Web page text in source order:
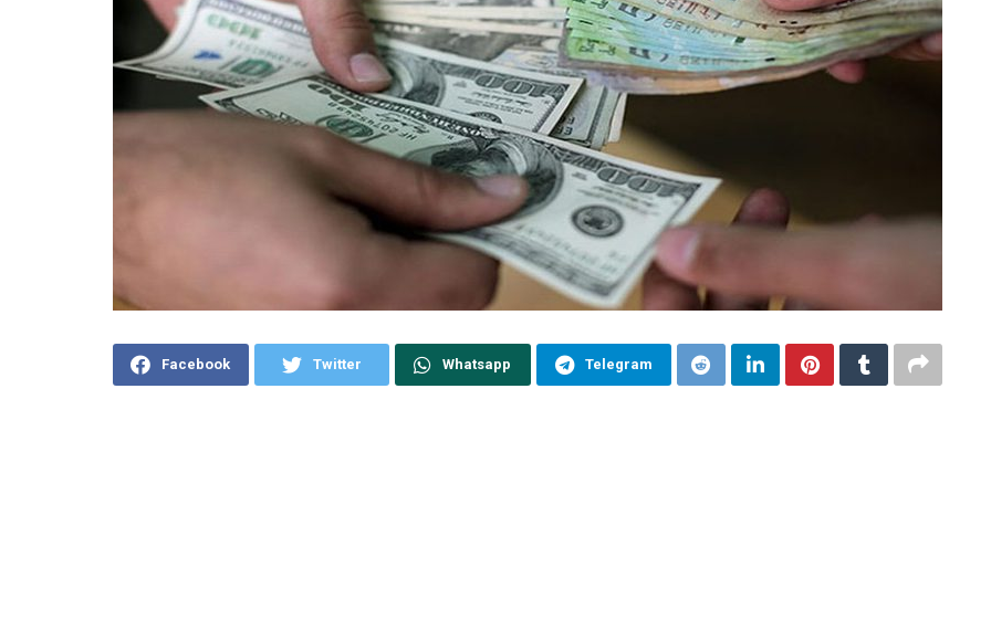
Facebook Twitter Whatsapp Telegram